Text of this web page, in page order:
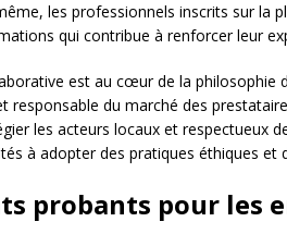
les professionnels inscrits sur la
qui contribue à renforcer leur
est au cœur de la philosophie
responsable du marché des
les acteurs locaux et respectueux
à adopter des pratiques éthiques et
probants pour les